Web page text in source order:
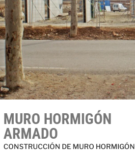
MURO HORMIGÓN
ARMADO
CONSTRUCCIÓN DE MURO HORMIGÓN